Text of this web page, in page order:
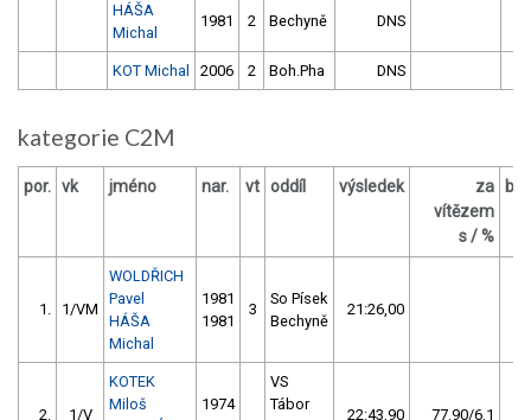
HÁŠA
Michal
1981 2 Bechyně DNS
KOT Michal 2006 2 Boh.Pha DNS
kategorie C2M
por. vk jméno nar. vt oddíl výsledek
za
vítězem
s / %
1. 1/VM
WOLDŘICH
Pavel
HÁŠA
Michal
1981
1981
3
So Písek
Bechyně
21:26,00
2. 1/V
KOTEK
Miloš
1974
VS
Tábor
22:43,90 77.90/6,1